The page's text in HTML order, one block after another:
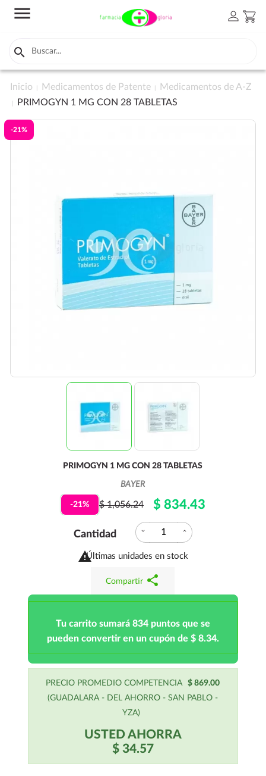
menu person shopping_cart

Inicio Medicamentos de Patente
Medicamentos de A-Z
PRIMOGYN 1 MG CON 28 TABLETAS
-21%
PRIMOGYN 1 MG CON 28 TABLETAS
BAYER
-21% $ 1,056.24 $ 834.43
Cantidad expand_more expand_less

Últimas unidades en stock
Compartir share
Tu carrito sumará 834 puntos que se
pueden convertir en un cupón de $ 8.34.
PRECIO PROMEDIO COMPETENCIA
$ 869.00
(GUADALARA - DEL AHORRO - SAN PABLO -
YZA)
USTED AHORRA
$ 34.57